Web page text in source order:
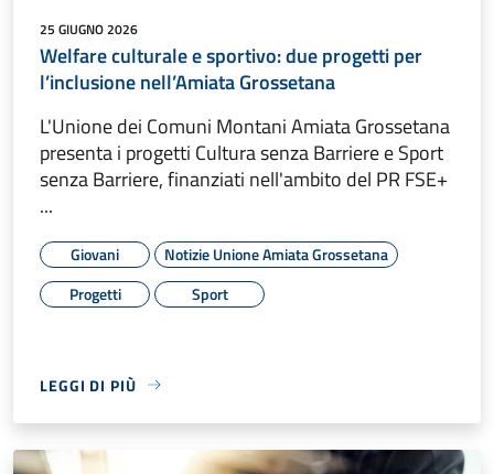
25 GIUGNO 2026
Welfare culturale e sportivo: due progetti per
l’inclusione nell’Amiata Grossetana
L'Unione dei Comuni Montani Amiata Grossetana
presenta i progetti Cultura senza Barriere e Sport
senza Barriere, finanziati nell'ambito del PR FSE+
...
Giovani
Notizie Unione Amiata Grossetana
Progetti
Sport
LEGGI DI PIÙ